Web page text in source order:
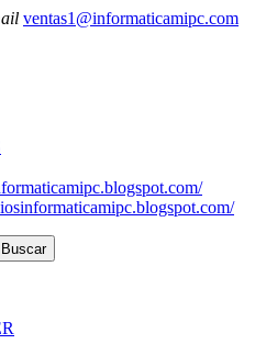
ventas1@informaticamipc.com
Buscar